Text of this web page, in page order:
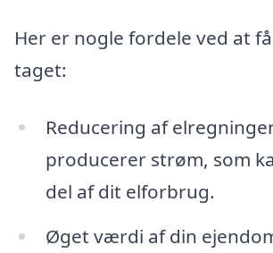
Her er nogle fordele ved at
taget:
Reducering af
producerer strøm, som
del af dit elforbrug.
Øget værdi af din